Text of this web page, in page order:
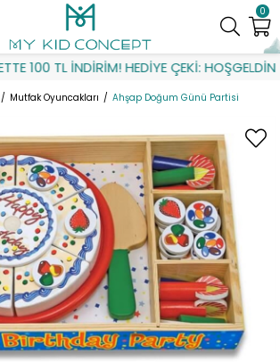
100 TL İNDİRİM! HEDİYE ÇEKİ: HOŞGELDİN
0
Mutfak Oyuncakları Ahşap Doğum Günü Partisi